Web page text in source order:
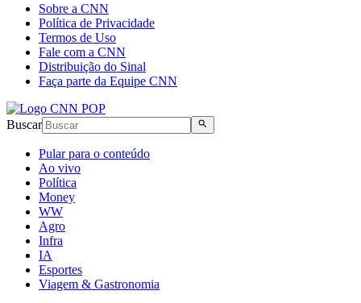
Sobre a CNN
Política de Privacidade
Termos de Uso
Fale com a CNN
Distribuição do Sinal
Faça parte da Equipe CNN
Buscar
Pular para o conteúdo
Ao vivo
Política
Money
WW
Agro
Infra
IA
Esportes
Viagem & Gastronomia